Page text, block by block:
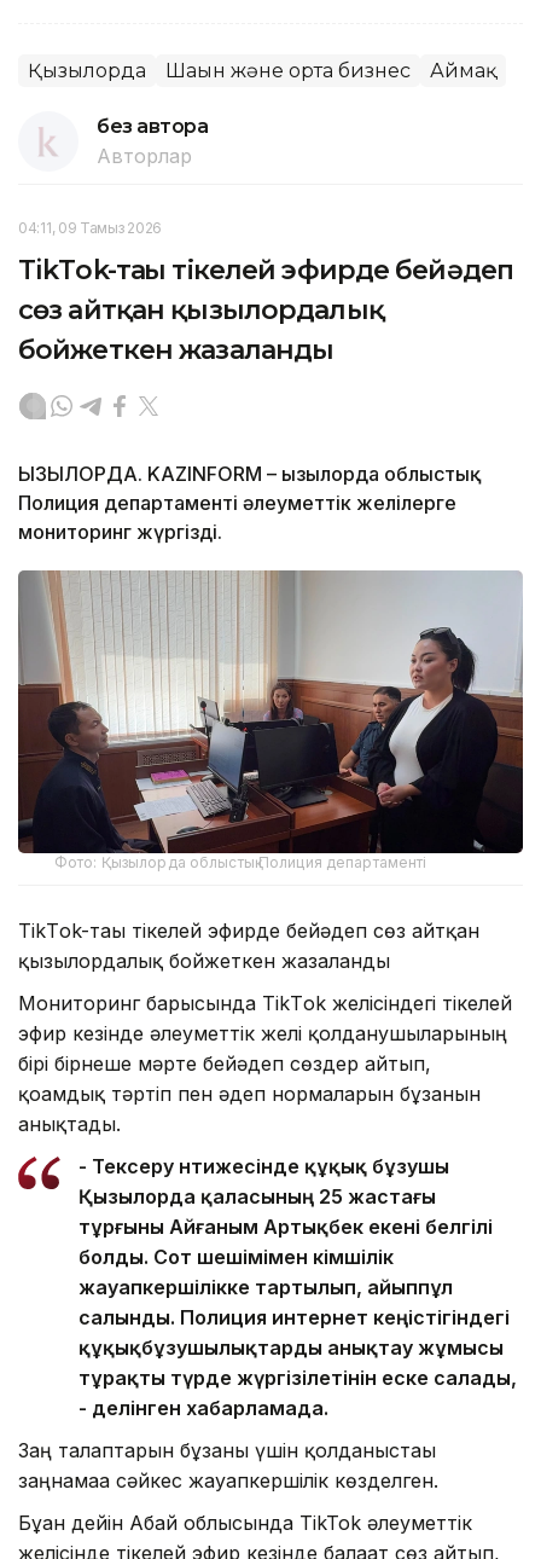
Қызылорда Шағын және орта бизнес Аймақ
без автора
Авторлар
04:11, 09 Тамыз 2026
TikТok-тағы тікелей эфирде бейәдеп
сөз айтқан қызылордалық
бойжеткен жазаланды
ҚЫЗЫЛОРДА. KAZINFORM – Қызылорда облыстық
Полиция департаменті әлеуметтік желілерге
мониторинг жүргізді.
Фото: Қызылорда облыстық Полиция департаменті
TikТok-тағы тікелей эфирде бейәдеп сөз айтқан
қызылордалық бойжеткен жазаланды
Мониторинг барысында TikТok желісіндегі тікелей
эфир кезінде әлеуметтік желі қолданушыларының
бірі бірнеше мәрте бейәдеп сөздер айтып,
қоғамдық тәртіп пен әдеп нормаларын бұзғанын
анықтады.
- Тексеру нәтижесінде құқық бұзушы
Қызылорда қаласының 25 жастағы
тұрғыны Айғаным Артықбек екені белгілі
болды. Сот шешімімен әкімшілік
жауапкершілікке тартылып, айыппұл
салынды. Полиция интернет кеңістігіндегі
құқықбұзушылықтарды анықтау жұмысы
тұрақты түрде жүргізілетінін еске салады,
- делінген хабарламада.
Заң талаптарын бұзғаны үшін қолданыстағы
заңнамаға сәйкес жауапкершілік көзделген.
Бұған дейін Абай облысында TikTok әлеуметтік
желісінде тікелей эфир кезінде балағат сөз айтып,